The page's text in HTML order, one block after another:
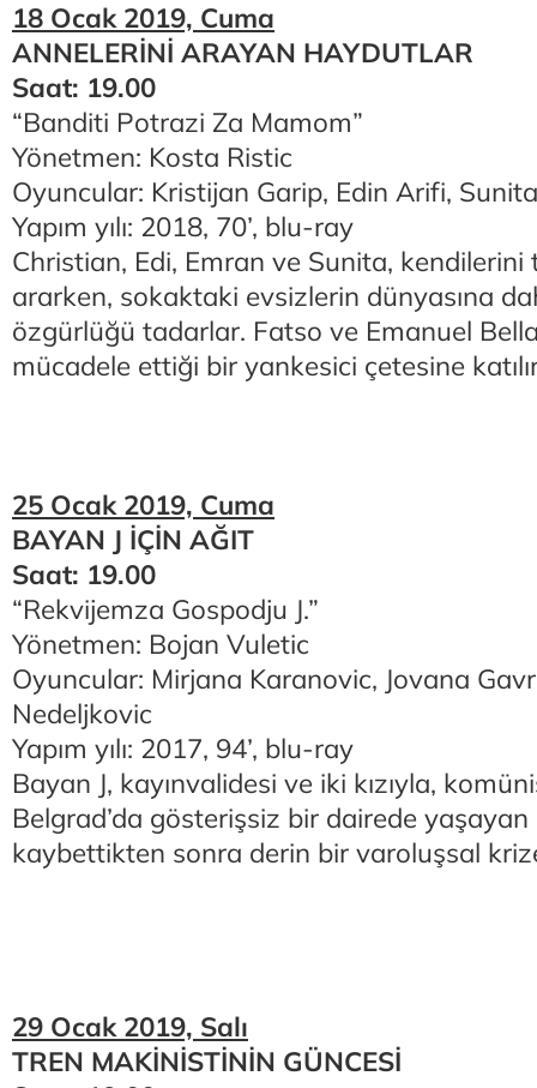
18 Ocak 2019, Cuma
ANNELERİNİ ARAYAN HAYDUTLAR
Saat: 19.00
“Banditi Potrazi Za Mamom”
Yönetmen: Kosta Ristic
Oyuncular: Kristijan Garip, Edin Arifi,
Yapım yılı: 2018, 70’, blu-ray
Christian, Edi, Emran ve Sunita,
ararken, sokaktaki evsizlerin dünyasına
özgürlüğü tadarlar. Fatso ve Emanuel
mücadele ettiği bir yankesici çetesine
25 Ocak 2019, Cuma
BAYAN J İÇİN AĞIT
Saat: 19.00
“Rekvijemza Gospodju J.”
Yönetmen: Bojan Vuletic
Oyuncular: Mirjana Karanovic, Jovana
Nedeljkovic
Yapım yılı: 2017, 94’, blu-ray
Bayan J, kayınvalidesi ve iki kızıyla,
Belgrad’da gösterişsiz bir dairede yaşayan
kaybettikten sonra derin bir varoluşsal
29 Ocak 2019, Salı
TREN MAKİNİSTİNİN GÜNCESİ